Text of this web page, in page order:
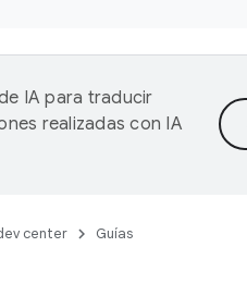
IA para traducir
realizadas con IA
center Guías